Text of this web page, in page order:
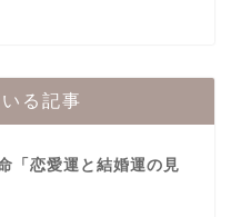
る記事
「恋愛運と結婚運の見